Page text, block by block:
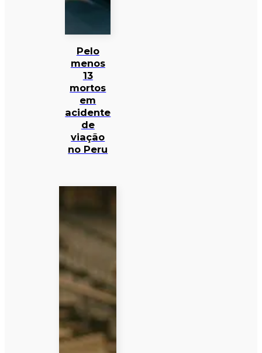
Pelo
menos
13
mortos
em
acidente
de
viação
no Peru